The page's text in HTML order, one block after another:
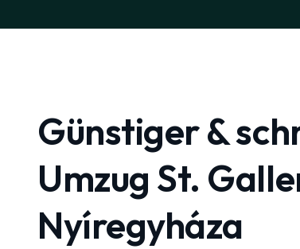
Günstiger &
Umzug St.
Nyíregyháza